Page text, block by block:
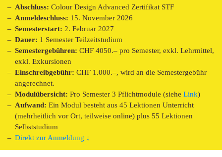
Abschluss: Colour Design Advanced Zertifikat STF
Anmeldeschluss: 15. November 2026
Semesterstart: 2. Februar 2027
Dauer: 1 Semester Teilzeitstudium
Semestergebühren: CHF 4050.– pro Semester, exkl. Lehrmittel,
exkl. Exkursionen
Einschreibgebühr: CHF 1.000.–, wird an die Semestergebühr
angerechnet.
Modulübersicht: Pro Semester 3 Pflichtmodule (siehe Link)
Aufwand: Ein Modul besteht aus 45 Lektionen Unterricht
(mehrheitlich vor Ort, teilweise online) plus 55 Lektionen
Selbststudium
Direkt zur Anmeldung ↓